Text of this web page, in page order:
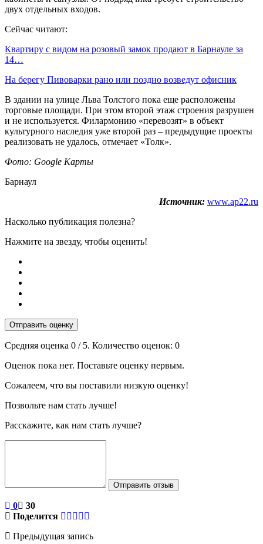
двух отдельных входов.
Сейчас читают:
Квартиру с видом на розовый замок продают в Барнауле за
14…
На берегу Пивоварки рано или поздно возведут офисник
В здании на улице Льва Толстого пока еще расположены
торговые площади. При этом второй этаж строения разрушен
и не используется. Филармонию «перевозят» в объект
культурного наследия уже второй раз – предыдущие проекты
реализовать не удалось, отмечает «Толк».
Фото: Google Карты
Барнаул
Источник: www.ap22.ru
Насколько публикация полезна?
Нажмите на звезду, чтобы оценить!
Отправить оценку
Средняя оценка 0 / 5. Количество оценок: 0
Оценок пока нет. Поставьте оценку первым.
Сожалеем, что вы поставили низкую оценку!
Позвольте нам стать лучше!
Расскажите, как нам стать лучше?
Отправить отзыв
0
30
Поделится
Предыдущая запись